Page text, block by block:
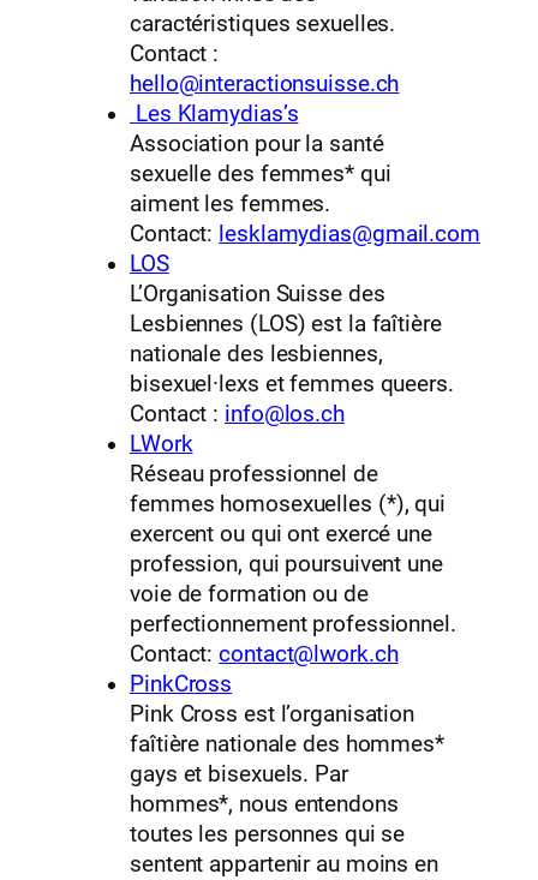
caractéristiques sexuelles.
Contact :
hello@interactionsuisse.ch
Les Klamydias’s
Association pour la santé
sexuelle des femmes* qui
aiment les femmes.
Contact: lesklamydias@gmail.com
LOS
L’Organisation Suisse des
Lesbiennes (LOS) est la faîtière
nationale des lesbiennes,
bisexuel·​lexs et femmes queers.
Contact : info@los.ch
LWork
Réseau professionnel de
femmes homosexuelles (*), qui
exercent ou qui ont exercé une
profession, qui poursuivent une
voie de formation ou de
perfectionnement professionnel.
Contact:contact@lwork.ch
PinkCross
Pink Cross est l’organisation
faîtière nationale des hommes*
gays et bisexuels. Par
hommes*, nous entendons
toutes les personnes qui se
sentent appartenir au moins en